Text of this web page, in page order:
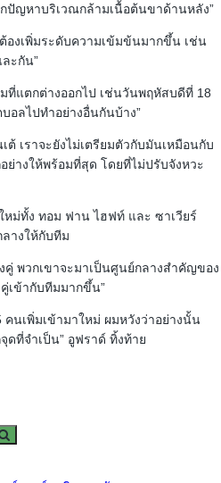
ปัญหาบริเวณกล้ามเนื้อต้นขาด้านหลัง”
ต้องเพิ่มระดับความเข้มข้นมากขึ้น เช่น
ะกัน”
ที่แตกต่างออกไป เช่นวันพฤหัสบดีที่ 18
อลไปทำอย่างอื่นกันบ้าง”
ต้ เราจะยังไม่เตรียมตัวกับมันเหมือนกับ
ย่างให้พร้อมที่สุด โดยที่ไม่ปรับจังหวะ
ม่ทั้ง ทอม ฟาน ไฮฟท์ และ ซาเวียร์
างให้กับทีม
คู่ พวกเขาจะมาเป็นศูนย์กลางสำคัญของ
เข้ากับทีมมากขึ้น”
คนเพิ่มเข้ามาใหม่ ผมหวังว่าอย่างนั้น
ดที่จำเป็น” อูฟราด์ ทิ้งท้าย